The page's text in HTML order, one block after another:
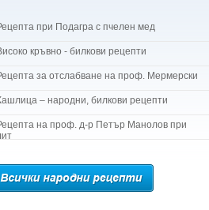
при Подагра с пчелен мед
кръвно - билкови рецепти
за отслабване на проф. Мермерски
– народни, билкови рецепти
на проф. д-р Петър Манолов при